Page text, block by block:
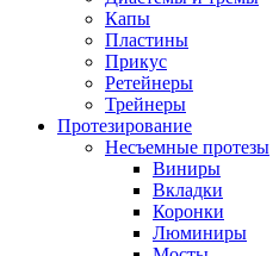
Капы
Пластины
Прикус
Ретейнеры
Трейнеры
Протезирование
Несъемные протезы
Виниры
Вкладки
Коронки
Люминиры